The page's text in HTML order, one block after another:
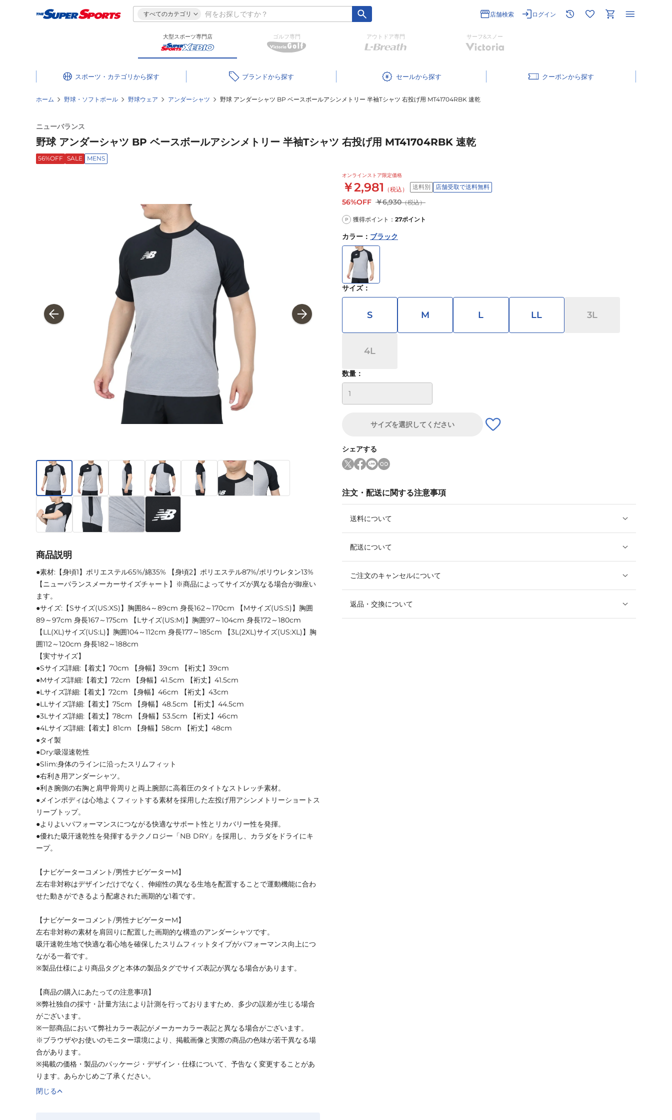
すべてのカテゴリ 店舗検索 ログイン
大型スポーツ専門店 ゴルフ専門 アウトドア専門 サーフ&スノー
スポーツ・カテゴリ ブランド セール クーポン
ホーム 野球・ソフトボール 野球ウェア アンダーシャツ 野球 アンダーシャツ BP ベースボールアシンメトリー 半袖Tシャツ 右投げ用 MT41704RBK 速乾
ニューバランス
野球 アンダーシャツ BP ベースボールアシンメトリー 半袖Tシャツ 右投げ用 MT41704RBK 速乾
56%OFF SALE MENS
オンラインストア限定価格
￥2,981 （税込） 送料別 店舗受取で送料無料
56%OFF ￥6,930（税込）
P 獲得ポイント： 27ポイント
カラー ： ブラック
サイズ：
S M L LL 3L
4L
数量：
サイズを選択してください
シェアする
注文・配送に関する注意事項
送料について
配送について
ご注文のキャンセルについて
返品・交換について
商品説明
●素材:【身頃1】ポリエステル65%/綿35% 【身頃2】ポリエステル87%/ポリウレタン13%
【ニューバランスメーカーサイズチャート】※商品によってサイズが異なる場合が御座い
ます。
●サイズ:【Sサイズ(US:XS)】胸囲84～89cm 身長162～170cm 【Mサイズ(US:S)】胸囲
89～97cm 身長167～175cm 【Lサイズ(US:M)】胸囲97～104cm 身長172～180cm
【LL(XL)サイズ(US:L)】胸囲104～112cm 身長177～185cm 【3L(2XL)サイズ(US:XL)】胸
囲112～120cm 身長182～188cm
【実寸サイズ】
●Sサイズ詳細:【着丈】70cm 【身幅】39cm 【裄丈】39cm
●Mサイズ詳細:【着丈】72cm 【身幅】41.5cm 【裄丈】41.5cm
●Lサイズ詳細:【着丈】72cm 【身幅】46cm 【裄丈】43cm
●LLサイズ詳細:【着丈】75cm 【身幅】48.5cm 【裄丈】44.5cm
●3Lサイズ詳細:【着丈】78cm 【身幅】53.5cm 【裄丈】46cm
●4Lサイズ詳細:【着丈】81cm 【身幅】58cm 【裄丈】48cm
●タイ製
●Dry:吸湿速乾性
●Slim:身体のラインに沿ったスリムフィット
●右利き用アンダーシャツ。
●利き腕側の右胸と肩甲骨周りと両上腕部に高着圧のタイトなストレッチ素材。
●メインボディは心地よくフィットする素材を採用した左投げ用アシンメトリーショートス
リーブトップ。
●よりよいパフォーマンスにつながる快適なサポート性とリカバリー性を発揮。
●優れた吸汗速乾性を発揮するテクノロジー「NB DRY」を採用し、カラダをドライにキ
ープ。
【ナビゲーターコメント/男性ナビゲーターM】
左右非対称はデザインだけでなく、伸縮性の異なる生地を配置することで運動機能に合わ
せた動きができるよう配慮された画期的な1着です。
【ナビゲーターコメント/男性ナビゲーターM】
左右非対称の素材を肩回りに配置した画期的な構造のアンダーシャツです。
吸汗速乾生地で快適な着心地を確保したスリムフィットタイプがパフォーマンス向上につ
ながる一着です。
※製品仕様により商品タグと本体の製品タグでサイズ表記が異なる場合があります。
【商品の購入にあたっての注意事項】
※弊社独自の採寸・計量方法により計測を行っておりますため、多少の誤差が生じる場合
がございます。
※一部商品において弊社カラー表記がメーカーカラー表記と異なる場合がございます。
※ブラウザやお使いのモニター環境により、掲載画像と実際の商品の色味が若干異なる場
合があります。
※掲載の価格・製品のパッケージ・デザイン・仕様について、予告なく変更することがあ
ります。あらかじめご了承ください。
閉じる